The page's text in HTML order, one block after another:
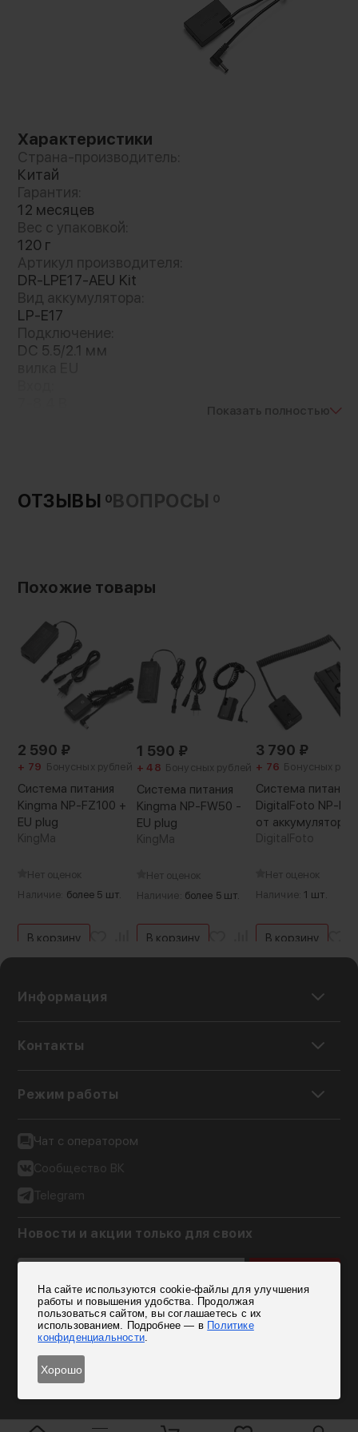
Характеристики
Страна-производитель:
Китай
Гарантия:
12 месяцев
Вес с упаковкой:
120 г
Артикул производителя:
DR-LPE17-AEU Kit
Вид аккумулятора:
LP-E17
Подключение:
DC 5.5/2.1 мм
Показать полностью
ОТЗЫВЫ 0ВОПРОСЫ 0
Похожие товары
2 590 ₽
+ 79 Бонусных рублей
Система питания
Kingma NP-FZ100 +
EU plug
KingMa
Нет оценок
Наличие: более 5 шт.
В корзину
1 590 ₽
+ 48 Бонусных рублей
Система питания
Kingma NP-FW50 -
EU plug
KingMa
Нет оценок
Наличие: более 5 шт.
В корзину
3 790 ₽
+ 76 Бонусных
Система питания
DigitalFoto NP-
от аккумулятора
NP-F970
DigitalFoto
Нет оценок
Наличие: 1 шт.
В корзину
Информация
Контакты
Режим работы
Чат с оператором
Сообщество ВК
Telegram
Новости и акции только для своих
Согласен на обработку персональных данных
На сайте используются cookie-файлы для улучшения
работы и повышения удобства. Продолжая
пользоваться сайтом, вы соглашаетесь с их
использованием. Подробнее — в Политике
конфиденциальности.
Хорошо